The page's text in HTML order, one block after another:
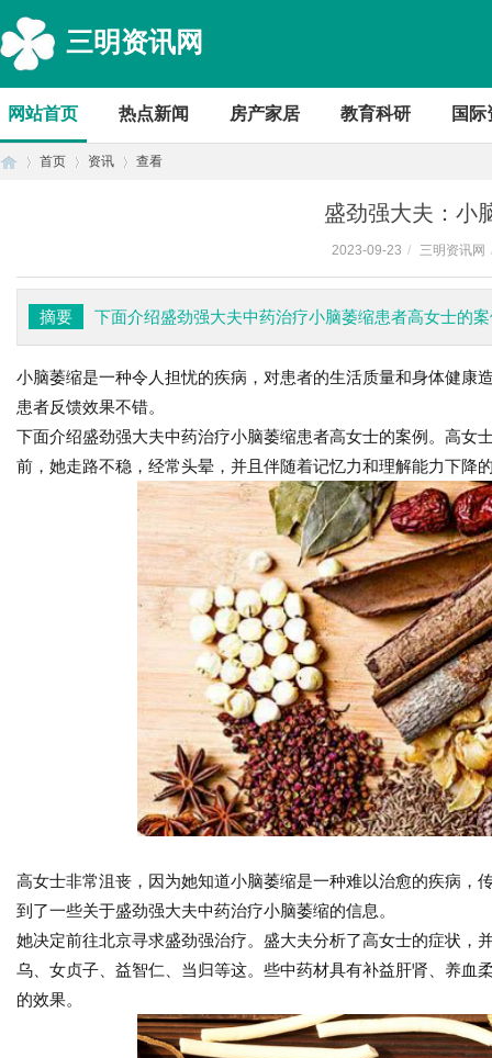
三明资讯网
网站首页 热点新闻 房产家居 教育科研 国际
首页 资讯 查看
盛劲强大夫：小
2023-09-23 / 三明资讯网
摘要 下面介绍盛劲强大夫中药治疗小脑萎缩患者高女士的
小脑萎缩是一种令人担忧的疾病，对患者的生活质量和身体健康
患者反馈效果不错。
下面介绍盛劲强大夫中药治疗小脑萎缩患者高女士的案例。高女
前，她走路不稳，经常头晕，并且伴随着记忆力和理解能力下降
高女士非常沮丧，因为她知道小脑萎缩是一种难以治愈的疾病，
到了一些关于盛劲强大夫中药治疗小脑萎缩的信息。
她决定前往北京寻求盛劲强治疗。盛大夫分析了高女士的症状，
乌、女贞子、益智仁、当归等这。些中药材具有补益肝肾、养血
的效果。